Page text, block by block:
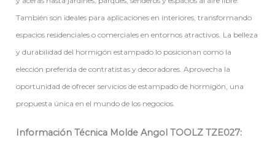
También son ideales para aplicaciones en interiores, transformando
espacios residenciales o comerciales en entornos atractivos. La belleza
y durabilidad del hormigón estampado lo posicionan como la
elección preferida de contratistas y decoradores. Aprovecha la
oportunidad de ofrecer servicios de estampado de hormigón, una
propuesta única en el mundo de los negocios.
Información Técnica Molde Angol TOOLZTZE027: